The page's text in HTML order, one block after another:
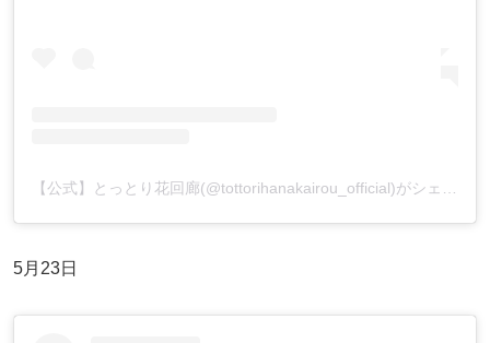
5月23日